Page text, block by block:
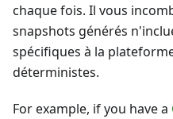
chaque fois. Il vous
snapshots générés
spécifiques à la
déterministes.
For example, if you have a